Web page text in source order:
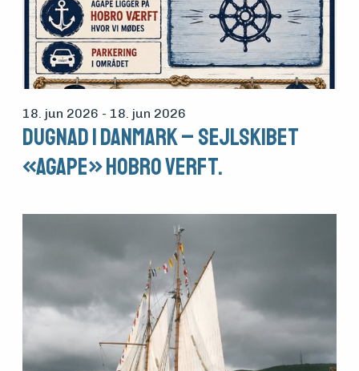
18. jun 2026 - 18. jun 2026
Dugnad i Danmark – Sejlskibet
«Agape» Hobro verft.